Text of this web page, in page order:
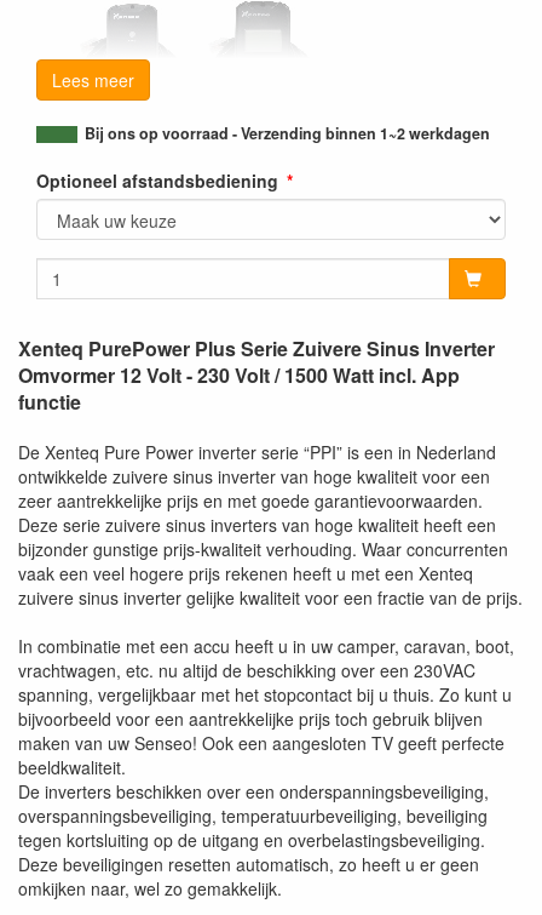
Lees meer
Bij ons op voorraad - Verzending binnen 1~2 werkdagen
Optioneel afstandsbediening
Xenteq PurePower Plus Serie Zuivere Sinus Inverter
Omvormer 12 Volt - 230 Volt / 1500 Watt incl. App
functie
De Xenteq Pure Power inverter serie “PPI” is een in Nederland
ontwikkelde zuivere sinus inverter van hoge kwaliteit voor een
zeer aantrekkelijke prijs en met goede garantievoorwaarden.
Deze serie zuivere sinus inverters van hoge kwaliteit heeft een
bijzonder gunstige prijs-kwaliteit verhouding. Waar concurrenten
vaak een veel hogere prijs rekenen heeft u met een Xenteq
zuivere sinus inverter gelijke kwaliteit voor een fractie van de prijs.
In combinatie met een accu heeft u in uw camper, caravan, boot,
vrachtwagen, etc. nu altijd de beschikking over een 230VAC
spanning, vergelijkbaar met het stopcontact bij u thuis. Zo kunt u
bijvoorbeeld voor een aantrekkelijke prijs toch gebruik blijven
maken van uw Senseo! Ook een aangesloten TV geeft perfecte
beeldkwaliteit.
De inverters beschikken over een onderspanningsbeveiliging,
overspanningsbeveiliging, temperatuurbeveiliging, beveiliging
tegen kortsluiting op de uitgang en overbelastingsbeveiliging.
Deze beveiligingen resetten automatisch, zo heeft u er geen
omkijken naar, wel zo gemakkelijk.